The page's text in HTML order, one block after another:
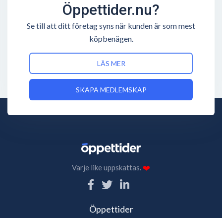
Öppettider.nu?
Se till att ditt företag syns när kunden är som mest
köpbenägen.
LÄS MER
SKAPA MEDLEMSKAP
Varje like uppskattas.❤️
Öppettider